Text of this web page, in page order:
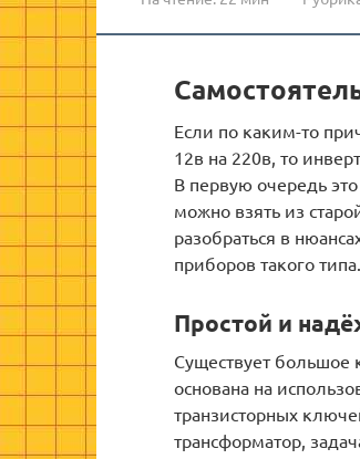
Если по каким-то
12в на 220в, то
В первую очередь
можно взять из
разобраться в
приборов такого типа.
Простой и
Существует большое
основана на
транзисторных
трансформатор,